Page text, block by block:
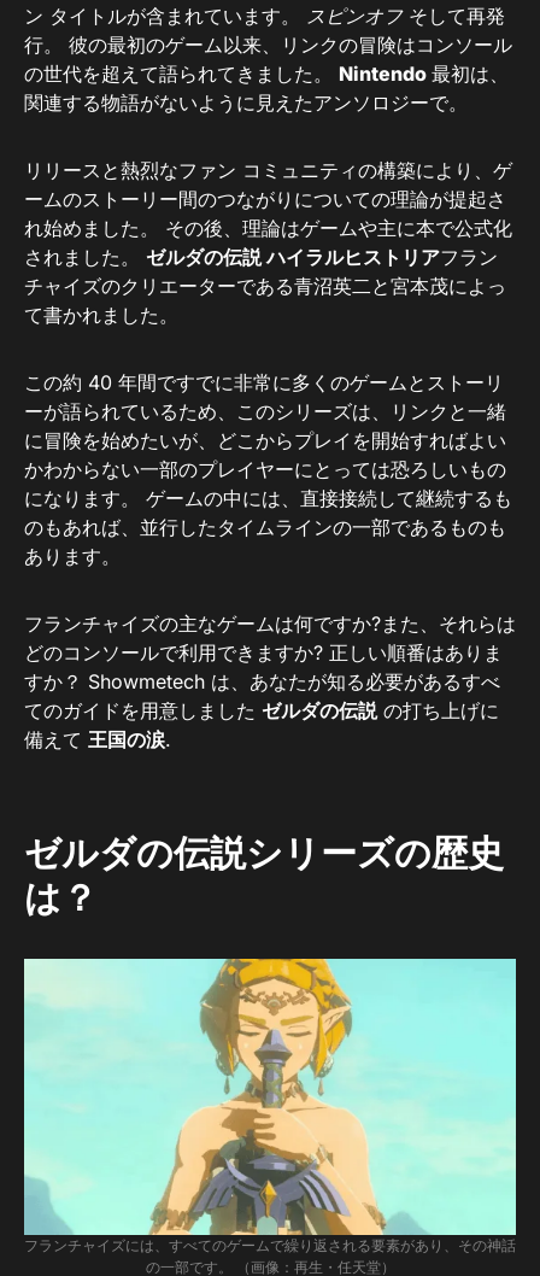
ン タイトルが含まれています。 スピンオフそして再発
行。 彼の最初のゲーム以来、リンクの冒険はコンソール
の世代を超えて語られてきました。 Nintendo 最初は、
関連する物語がないように見えたアンソロジーで。
リリースと熱烈なファン コミュニティの構築により、ゲ
ームのストーリー間のつながりについての理論が提起さ
れ始めました。 その後、理論はゲームや主に本で公式化
されました。 ゼルダの伝説 ハイラルヒストリアフラン
チャイズのクリエーターである青沼英二と宮本茂によっ
て書かれました。
この約 40 年間ですでに非常に多くのゲームとストーリ
ーが語られているため、このシリーズは、リンクと一緒
に冒険を始めたいが、どこからプレイを開始すればよい
かわからない一部のプレイヤーにとっては恐ろしいもの
になります。 ゲームの中には、直接接続して継続するも
のもあれば、並行したタイムラインの一部であるものも
あります。
フランチャイズの主なゲームは何ですか?また、それらは
どのコンソールで利用できますか? 正しい順番はありま
すか？ Showmetech は、あなたが知る必要があるすべ
てのガイドを用意しました ゼルダの伝説の打ち上げに
備えて 王国の涙.
ゼルダの伝説シリーズの歴史
は？
フランチャイズには、すべてのゲームで繰り返される要素があり、その神話
の一部です。 （画像：再生・任天堂）